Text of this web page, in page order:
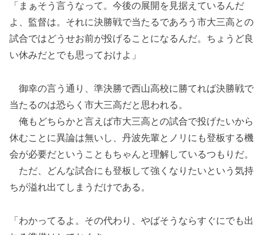
「まぁそう言うなって。今後の展開を見据えているんだ
よ、監督は。それに決勝戦で当たるであろう市大三高との
試合ではどうせお前が投げることになるんだ。ちょうど良
い休みだとでも思っておけよ」
御幸の言う通り、準決勝で西山高校に勝てれば決勝戦で
当たるのは恐らく市大三高だと思われる。
俺もどちらかと言えば市大三高との試合で投げたいから
休むことに異論は無いし、丹波先輩とノリにも登板する機
会が必要だということもちゃんと理解しているつもりだ。
ただ、どんな試合にも登板して強くなりたいという気持
ちが溢れ出てしまうだけである。
「わかってるよ。その代わり、やばそうならすぐにでも出